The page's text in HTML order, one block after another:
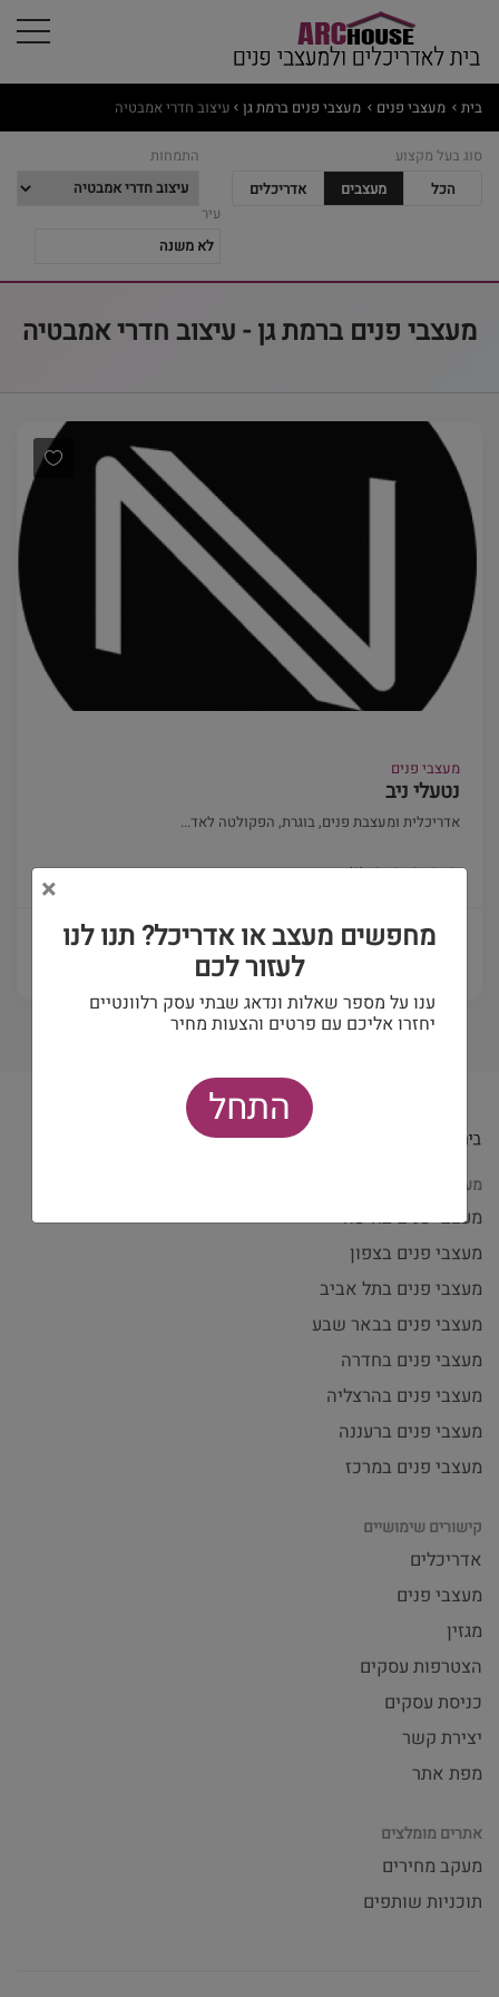
בית מעצבי פנים מעצבי פנים ברמת גן עיצוב חדרי אמבטיה
סוג בעל מקצוע
הכל
מעצבים אדריכלים
התמחות
עיר
מעצבי פנים ברמת גן - עיצוב חדרי אמבטיה
מעצבי פנים
נטעלי ניב
אדריכלית ומעצבת פנים, בוגרת, הפקולטה לאד...
(0)
פרטים ויצירת קשר
מעצבי פנים לפי עיר
מעצבי פנים בחיפה
מעצבי פנים בצפון
מעצבי פנים בתל אביב
מעצבי פנים בבאר שבע
מעצבי פנים בחדרה
מעצבי פנים בהרצליה
מעצבי פנים ברעננה
מעצבי פנים במרכז
קישורים שימושיים
אדריכלים
מעצבי פנים
מגזין
הצטרפות עסקים
כניסת עסקים
יצירת קשר
מפת אתר
אתרים מומלצים
מעקב מחירים
תוכניות שותפים
×
מחפשים מעצב או אדריכל? תנו לנו
לעזור לכם
ענו על מספר שאלות ונדאג שבתי עסק רלוונטיים
יחזרו אליכם עם פרטים והצעות מחיר
התחל